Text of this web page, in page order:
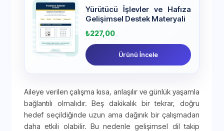
Yürütücü İşlevler ve Hafıza
Gelişimsel Destek Materyali
₺227,00
Ürünü İncele
Aileye verilen çalışma kısa, anlaşılır ve günlük yaşamla
bağlantılı olmalıdır. Beş dakikalık bir tekrar, doğru
hedef seçildiğinde uzun ama dağınık bir çalışmadan
daha etkili olabilir. Bu nedenle gelişimsel dil takip